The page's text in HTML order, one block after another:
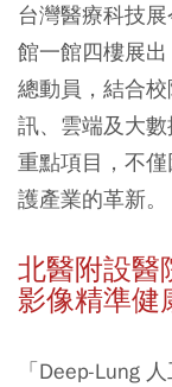
台灣醫療科技
館一館四樓展
總動員，結合
訊、雲端及大
重點項目，不
護產業的革新。
北醫附設醫
影像精準健
「Deep-Lung